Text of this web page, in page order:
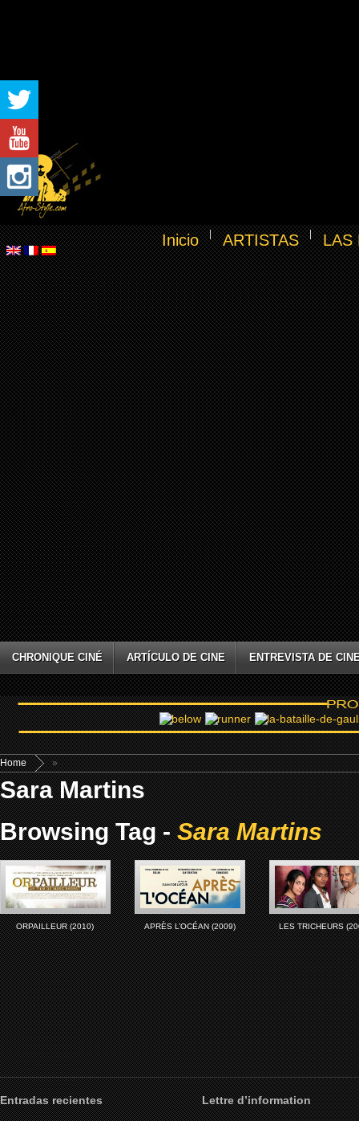
Inicio ARTISTAS LAS
CHRONIQUE CINÉ ARTÍCULO DE CINE ENTREVISTA DE
Home »
Sara Martins
Browsing Tag -Sara Martins
ORPAILLEUR (2010) APRÈS L’OCÉAN (2009) LES TRICHEURS
Entradas recientes Lettre d’information